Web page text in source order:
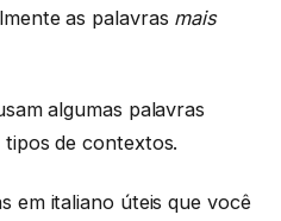
as palavras mais
algumas palavras
de contextos.
em italiano úteis que você